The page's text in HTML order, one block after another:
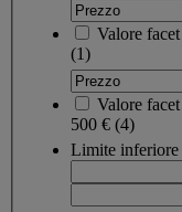
Valore facet
(1)
Valore facet
500 € (4)
Limite inferiore